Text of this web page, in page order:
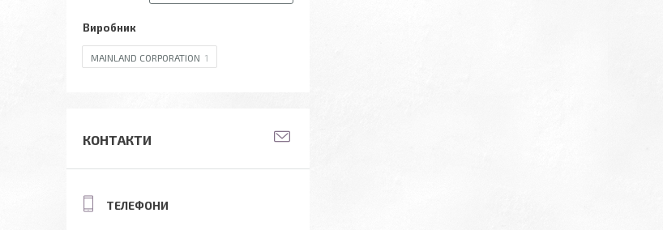
Виробник
MAINLAND CORPORATION 1
КОНТАКТИ